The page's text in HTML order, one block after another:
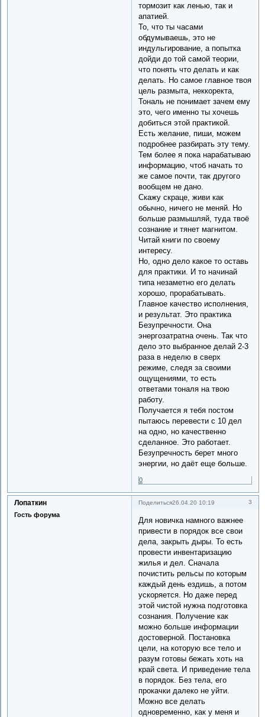
тормозит как ленью, так и
апатией.
То, что ты часами
обдумываешь, это не
индульгирование, а попытка
дойди до той самой теории,
что понять что делать и как
делать. Но самое главное твоя
цель размыта, неккоректа,
Тональ не понимает зачем ему
это, чего именно ты хочешь
добиться этой практикой.
Есть желание, пиши, можем
подробнее разбирать эту тему.
Тем более я пока нарабатываю
информацию, чтоб начать то
же самое почти, так другого
вообщем не дано.
Скажу скраце, живи как
обычно, ничего не меняй. Но
больше размышляй, туда твоё
сознание и тянет магнитом.
Читай книги по своему
интересу.
Но, одно дело какое то оставь
для практики. И то начинай
типа незаметно его делать
хорошо, прорабатывать.
Главное качество исполнения,
и результат. Это практика
Безупречности. Она
энергозатратна очень. Так что
дело это выбранное делай 2-3
раза в неделю в сверх
режиме, следя за своими
ощущениями, то есть
ответами тоналя на твою
работу.
Получается я тебя постом
пытаюсь перевести с 10 дел
на одно, но качественно
сделанное. Это работает.
Безупречность берет много
энергии, но даёт еще больше.
0
Поделиться 3
26.04.20 10:19
Лопаткин
Гость форума
Для новичка намного важнее
привести в порядок все свои
дела, закрыть дыры. То есть
провести инвентаризацию
жилья и дел. Сначала
почистить рельсы по которым
каждый день ездишь, а потом
ускоряется. Но даже перед
этой чистой нужна подготовка
сознания. Получение как
можно больше информации
достоверной. Постановка
цели, на которую все тело и
разум готовы бежать хоть на
край света. И приведение тела
в порядок. Без тела, его
прокачки далеко не уйти.
Можно все делать
одновременно, как у меня и